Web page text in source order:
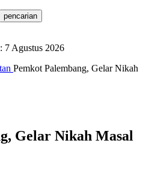
7 Agustus 2026
Pemkot Palembang, Gelar Nikah
Gelar Nikah Masal